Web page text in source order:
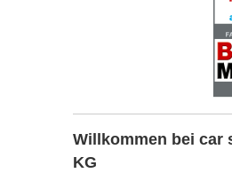
Willkommen bei car
KG